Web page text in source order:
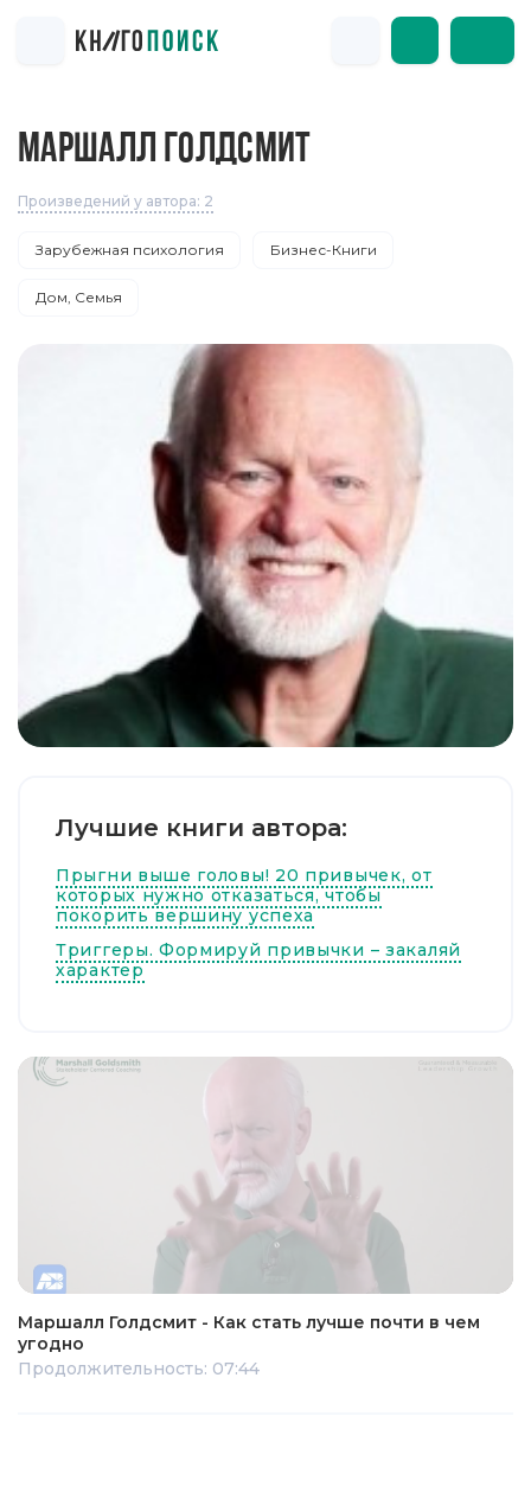
МАРШАЛЛ ГОЛДСМИТ
Произведений у автора: 2
Зарубежная психология Бизнес-Книги
Дом, Семья
Лучшие книги автора:
Прыгни выше головы! 20 привычек, от
которых нужно отказаться, чтобы
покорить вершину успеха
Триггеры. Формируй привычки – закаляй
характер
Маршалл Голдсмит - Как стать лучше почти в чем
угодно
Продолжительность: 07:44